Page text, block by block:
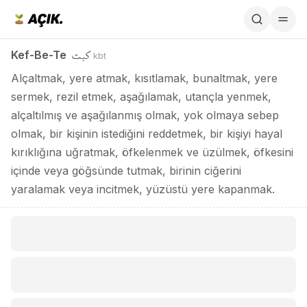
Kef-Be-Te كبت kbt
Alçaltmak, yere atmak, kısıtlamak, bunaltmak, yere
sermek, rezil etmek, aşağılamak, utançla yenmek,
alçaltılmış ve aşağılanmış olmak, yok olmaya sebep
olmak, bir kişinin istediğini reddetmek, bir kişiyi hayal
kırıklığına uğratmak, öfkelenmek ve üzülmek, öfkesini
içinde veya göğsünde tutmak, birinin ciğerini
yaralamak veya incitmek, yüzüstü yere kapanmak.